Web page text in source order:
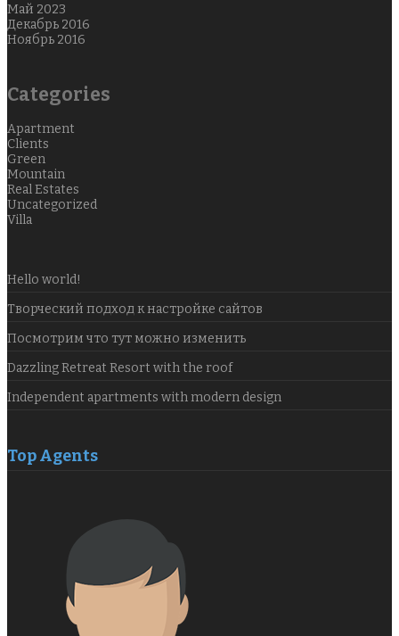
Май 2023
Декабрь 2016
Ноябрь 2016
Categories
Apartment
Clients
Green
Mountain
Real Estates
Uncategorized
Villa
Hello world!
Творческий подход к настройке сайтов
Посмотрим что тут можно изменить
Dazzling Retreat Resort with the roof
Independent apartments with modern design
Top Agents